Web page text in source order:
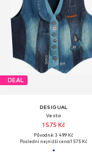
DEAL
DESIGUAL
Vesta
1 575 Kč
Původně: 3 499 Kč
Poslední nejnižší cena:1 575 Kč